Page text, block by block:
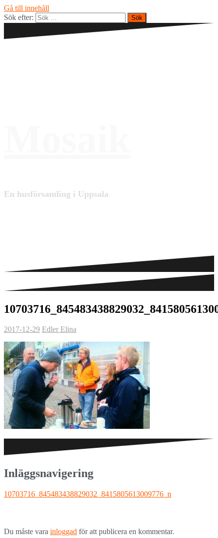
Gå till innehåll
Sök efter:
En husförsamling i Uppsala
2017-12-29 Edler Elina
Inläggsnavigering
10703716_845483438829032_8415805613009776_n
Du måste vara inloggad för att publicera en kommentar.